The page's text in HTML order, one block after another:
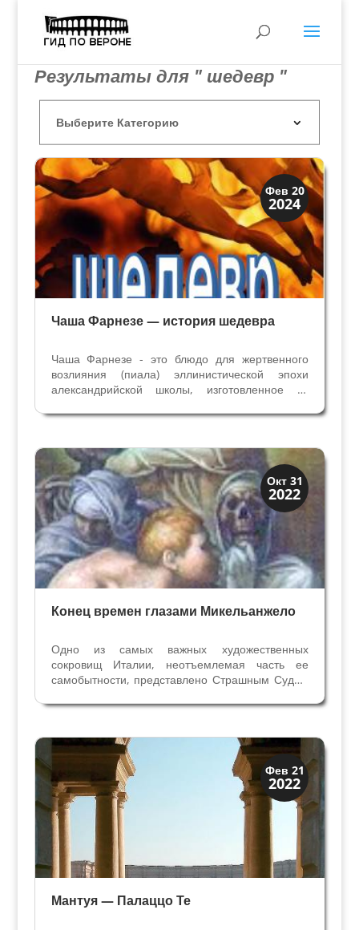
Результаты для " шедевр "
Фев 20
2024
Загадки прошлого
История
Чаша Фарнезе — история шедевра
Чаша Фарнезе - это блюдо для жертвенного
возлияния (пиала) эллинистической эпохи
александрийской школы, изготовленное из
настоящее время хранится в Национальном
самых...
Окт 31
2022
Иконография
Смерть и Триумфы
Конец времен глазами Микельанжело
Одно из самых важных художественных
сокровищ Италии, неотъемлемая часть ее
самобытности, представлено Страшным Судом
Это великолепная и страшная фреска, густо
символов. У ног...
Фев 21
2022
Мантуя и Падуя
Экскурсии
Мантуя — Палаццо Те